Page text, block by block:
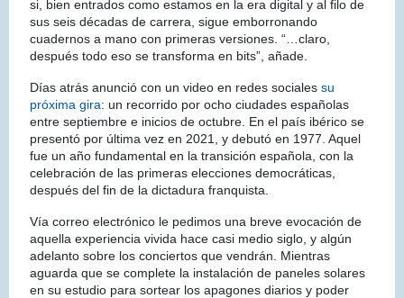
si, bien entrados como estamos en la era digital y al filo de
sus seis décadas de carrera, sigue emborronando
cuadernos a mano con primeras versiones. “…claro,
después todo eso se transforma en bits”, añade.
Días atrás anunció con un video en redes sociales su
próxima gira: un recorrido por ocho ciudades españolas
entre septiembre e inicios de octubre. En el país ibérico se
presentó por última vez en 2021, y debutó en 1977. Aquel
fue un año fundamental en la transición española, con la
celebración de las primeras elecciones democráticas,
después del fin de la dictadura franquista.
Vía correo electrónico le pedimos una breve evocación de
aquella experiencia vivida hace casi medio siglo, y algún
adelanto sobre los conciertos que vendrán. Mientras
aguarda que se complete la instalación de paneles solares
en su estudio para sortear los apagones diarios y poder